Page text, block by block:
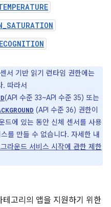
서 기반 읽기 런타임 권한에는
. 따라서
(API 수준 33~API 수준 35) 또는
(API 수준 36) 권한이
드에 있는 동안 신체 센서를 사용
를 만들 수 없습니다. 자세한 내
라운드 서비스 시작에 관한 제한
고리의 앱을 지원하기 위한